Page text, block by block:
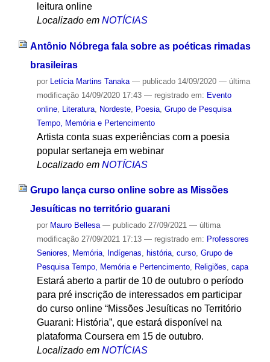
leitura online
Localizado em NOTÍCIAS
Antônio Nóbrega fala sobre as poéticas rimadas
brasileiras
por Letícia Martins Tanaka — publicado14/09/2020 — última
modificação14/09/2020 17:43 — registrado em: Evento
online, Literatura, Nordeste, Poesia, Grupo de Pesquisa
Tempo, Memória e Pertencimento
Artista conta suas experiências com a poesia
popular sertaneja em webinar
Localizado em NOTÍCIAS
Grupo lança curso online sobre as Missões
Jesuíticas no território guarani
por Mauro Bellesa — publicado27/09/2021 — última
modificação27/09/2021 17:13 — registrado em: Professores
Seniores, Memória, Indígenas, história, curso, Grupo de
Pesquisa Tempo, Memória e Pertencimento, Religiões, capa
Estará aberto a partir de 10 de outubro o período
para pré inscrição de interessados em participar
do curso online “Missões Jesuíticas no Território
Guarani: História”, que estará disponível na
plataforma Coursera em 15 de outubro.
Localizado em NOTÍCIAS